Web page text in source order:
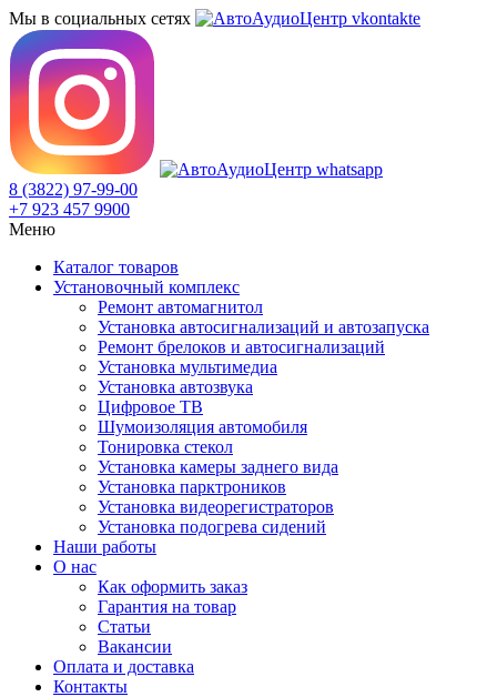
Мы в социальных сетях
8 (3822) 97-99-00
+7 923 457 9900
Меню
Каталог товаров
Установочный комплекс
Ремонт автомагнитол
Установка автосигнализаций и автозапуска
Ремонт брелоков и автосигнализаций
Установка мультимедиа
Установка автозвука
Цифровое ТВ
Шумоизоляция автомобиля
Тонировка стекол
Установка камеры заднего вида
Установка парктроников
Установка видеорегистраторов
Установка подогрева сидений
Наши работы
О нас
Как оформить заказ
Гарантия на товар
Статьи
Вакансии
Оплата и доставка
Контакты